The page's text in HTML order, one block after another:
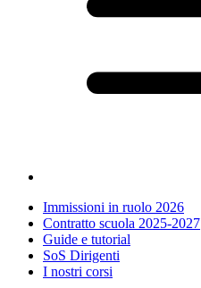
Immissioni in ruolo 2026
Contratto scuola 2025-2027
Guide e tutorial
SoS Dirigenti
I nostri corsi